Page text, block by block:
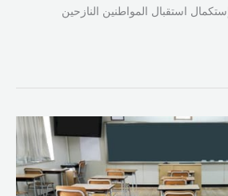
استقبال المواطنين النازحين